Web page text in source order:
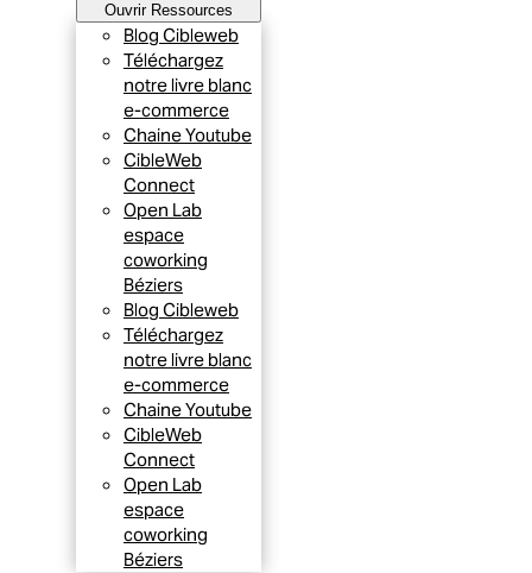
Ouvrir Ressources
Blog Cibleweb
Téléchargez
notre livre blanc
e-commerce
Chaine Youtube
CibleWeb
Connect
Open Lab
espace
coworking
Béziers
Blog Cibleweb
Téléchargez
notre livre blanc
e-commerce
Chaine Youtube
CibleWeb
Connect
Open Lab
espace
coworking
Béziers